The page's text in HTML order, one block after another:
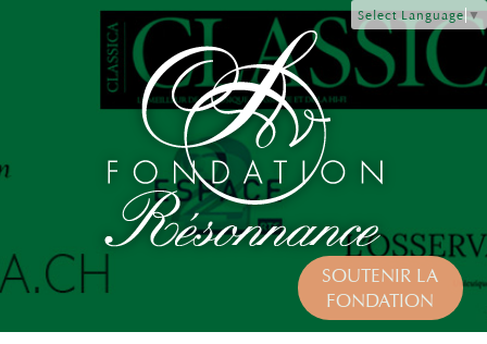
Select Language ▼
SOUTENIR LA
FONDATION